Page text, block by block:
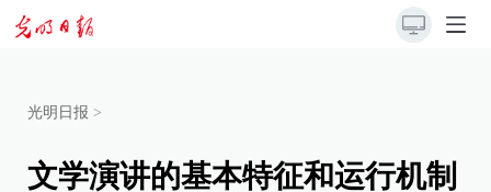
光明日报 >
文学演讲的基本特征和运行机制